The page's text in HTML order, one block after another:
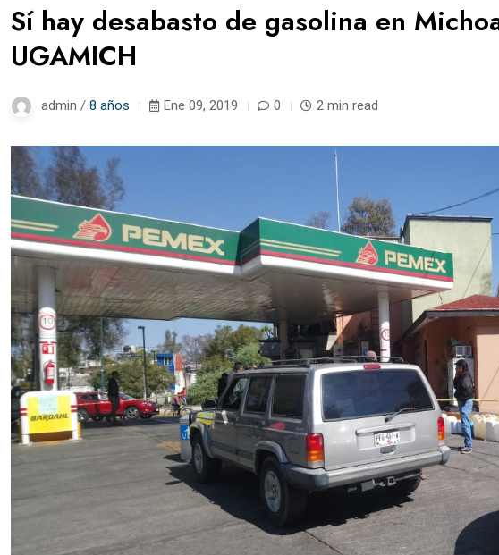
Sí hay desabasto de gasolina en
UGAMICH
admin / 8 años Ene 09, 2019 0 2 min read